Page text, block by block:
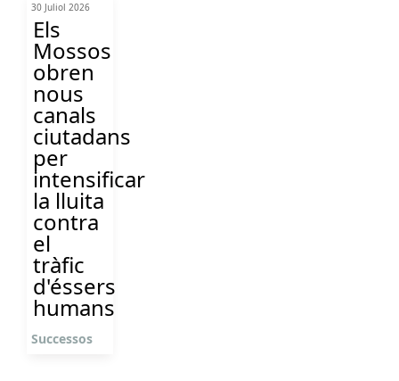
30 Juliol 2026
Els
Mossos
obren
nous
canals
ciutadans
per
intensificar
la lluita
contra
el
tràfic
d'éssers
humans
Successos